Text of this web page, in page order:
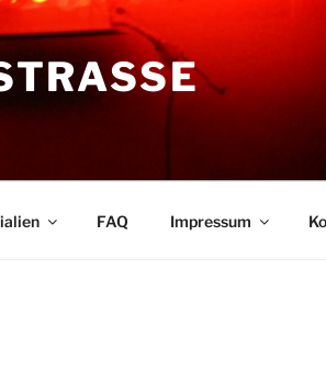
FAQ Impressum